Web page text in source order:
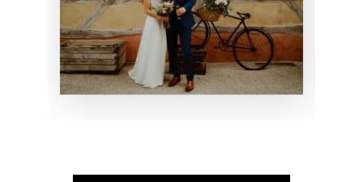
EMELINE
CHIGNON MARIAGE